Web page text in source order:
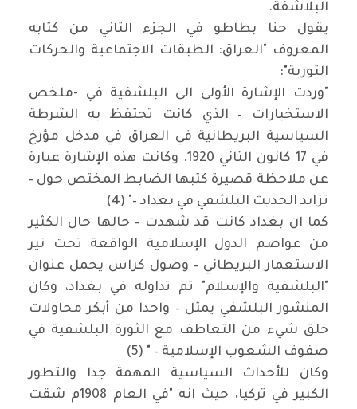
البلاشفة.
يقول حنا بطاطو في الجزء الثاني من كتابه
المعروف "العراق: الطبقات الاجتماعية والحركات
الثورية":
"وردت الإشارة الأولى الى البلشفية في -ملخص
الاستخبارات – الذي كانت تحتفظ به الشرطة
السياسية البريطانية في العراق في مدخل مؤرخ
في 17 كانون الثاني 1920. وكانت هذه الإشارة عبارة
عن ملاحظة قصيرة كتبها الضابط المختص حول –
تزايد الحديث البلشفي في بغداد –" (4)
كما ان بغداد كانت قد شهدت – حالها حال الكثير
من عواصم الدول الإسلامية الواقعة تحت نير
الاستعمار البريطاني – وصول كراس يحمل عنوان
"البلشفية والإسلام" تم تداوله في بغداد، وكان
المنشور البلشفي يمثل – واحدا من أبكر محاولات
خلق شيء من التعاطف مع الثورة البلشفية في
صفوف الشعوب الإسلامية – " (5)
وكان للأحداث السياسية المهمة جدا والتطور
الكبير في تركيا، حيث انه "في العام 1908م شقت